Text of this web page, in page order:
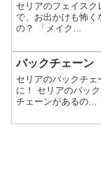
セリアのフェイス
で、お出かけも怖く
の？ 「メイク...
バックチェーン
セリアのバックチ
に！ セリアのバッ
チェーンがあるの...